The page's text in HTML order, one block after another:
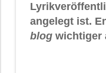
angelegt ist.
blog wichtiger